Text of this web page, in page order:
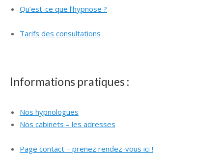
Qu’est-ce que l’hypnose ?
Tarifs des consultations
Informations pratiques :
Nos hypnologues
Nos cabinets – les adresses
Page contact – prenez rendez-vous ici !